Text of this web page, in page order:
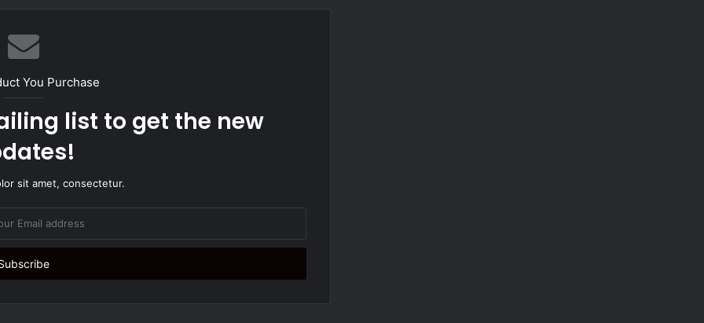
You Purchase
list to get the new
sit amet, consectetur.